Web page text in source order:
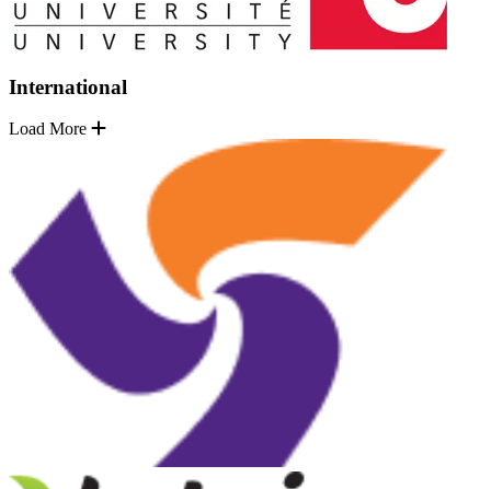
International
Load More